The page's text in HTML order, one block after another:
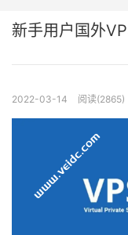
新手用户国外
2022-03-14 阅读(2865)